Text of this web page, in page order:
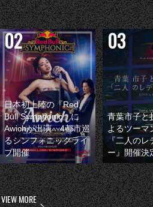
日本初上陸の『Red
Bull Symphonic』に
Awichが出演 4都市巡
るシンフォニックライ
ブ開催
青葉市子と
よるツーマ
『二人のレ
ー』開催決
VIEW MORE